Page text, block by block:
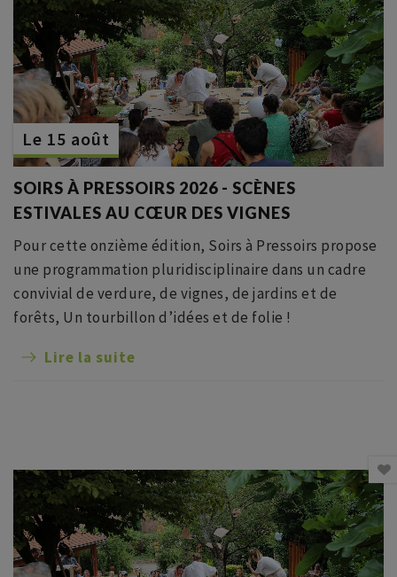
Le 15 août
SOIRS À PRESSOIRS 2026 - SCÈNES
ESTIVALES AU CŒUR DES VIGNES
Pour cette onzième édition, Soirs à Pressoirs propose
une programmation pluridisciplinaire dans un cadre
convivial de verdure, de vignes, de jardins et de
forêts, Un tourbillon d’idées et de folie !
Lire la suite